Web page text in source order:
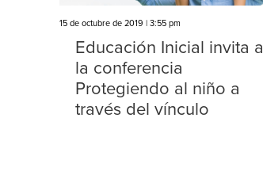
15 de octubre de 2019 | 3:55 pm
Educación Inicial invita a
la conferencia
Protegiendo al niño a
través del vínculo